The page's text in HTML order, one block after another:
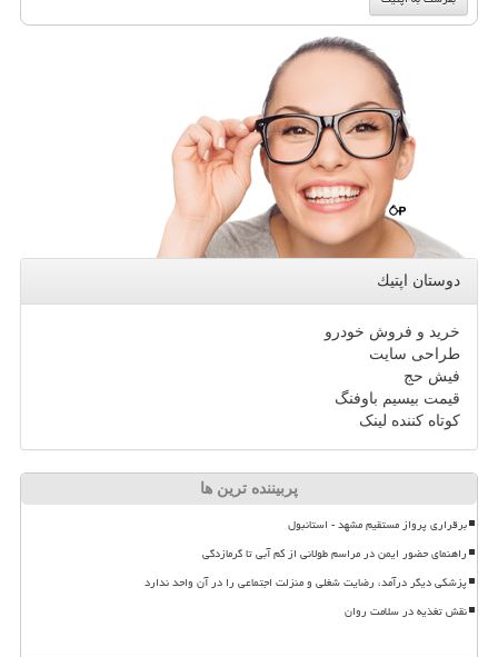
دوستان اپتیك
خرید و فروش خودرو
طراحی سایت
فیش حج
قیمت بیسیم باوفنگ
کوتاه کننده لینک
پربیننده ترین ها
برقراری پرواز مستقیم مشهد - استانبول
راهنمای حضور ایمن در مراسم طولانی از کم آبی تا گرمازدگی
پزشکی دیگر درآمد، رضایت شغلی و منزلت اجتماعی را در آن واحد ندارد
نقش تغذیه در سلامت روان